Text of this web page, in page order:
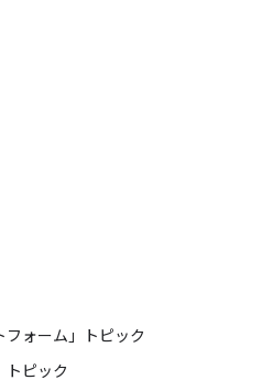
ォーム」トピック
トピック